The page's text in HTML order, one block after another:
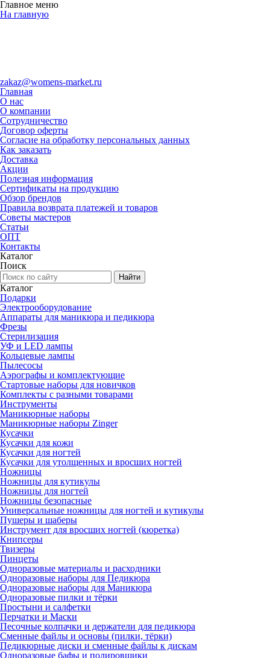
Главное меню
На главную
zakaz@womens-market.ru
Главная
О нас
О компании
Сотрудничество
Договор оферты
Согласие на обработку персональных данных
Как заказать
Доставка
Акции
Полезная информация
Сертификаты на продукцию
Обзор брендов
Правила возврата платежей и товаров
Советы мастеров
Статьи
ОПТ
Контакты
Каталог
Поиск
Каталог
Подарки
Электро­оборудование
Аппараты для маникюра и педикюра
Фрезы
Стерилизация
УФ и LED лампы
Кольцевые лампы
Пылесосы
Аэрографы и комплектующие
Стартовые наборы для новичков
Комплекты с разными товарами
Инструменты
Маникюрные наборы
Маникюрные наборы Zinger
Кусачки
Кусачки для кожи
Кусачки для ногтей
Кусачки для утолщенных и вросших ногтей
Ножницы
Ножницы для кутикулы
Ножницы для ногтей
Ножницы безопасные
Универсальные ножницы для ногтей и кутикулы
Пушеры и шаберы
Инструмент для вросших ногтей (кюретка)
Книпсеры
Твизеры
Пинцеты
Одноразовые материалы и расходники
Одноразовые наборы для Педикюра
Одноразовые наборы для Маникюра
Одноразовые пилки и тёрки
Простыни и салфетки
Перчатки и Маски
Песочные колпачки и держатели для педикюра
Cменные файлы и основы (пилки, тёрки)
Педикюрные диски и сменные файлы к дискам
Одноразовые бафы и полировщики